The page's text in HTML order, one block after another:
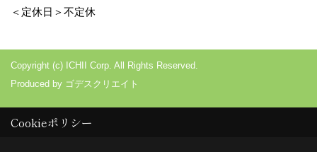
＜定休日＞不定休
Copyright (c) ICHII Corp. All Rights Reserved.
Produced by ゴデスクリエイト
Cookieポリシー